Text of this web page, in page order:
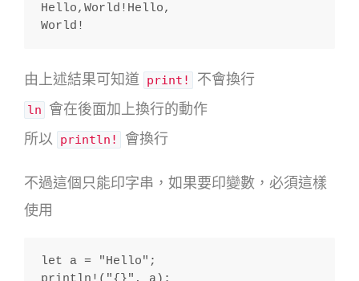
Hello,World!Hello,
World!
由上述結果可知道 print! 不會換行
ln
會在後面加上換行的動作
所以
println! 會換行
不過這個只能印字串，如果要印變數，必須這樣
使用
let a = "Hello";